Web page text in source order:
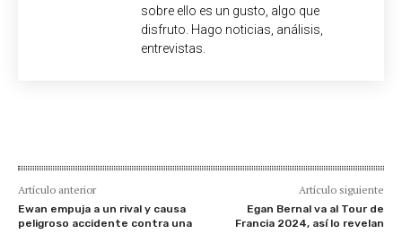
sobre ello es un gusto, algo que
disfruto. Hago noticias, análisis,
entrevistas.
Artículo anterior
Ewan empuja a un rival y causa
peligroso accidente contra una
Artículo siguiente
Egan Bernal va al Tour de
Francia 2024, así lo revelan